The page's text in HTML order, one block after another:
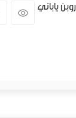
ياباني